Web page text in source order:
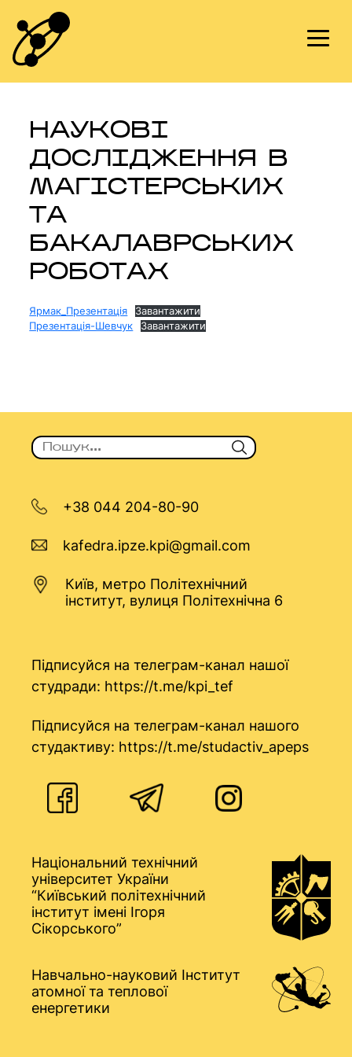
content
НАУКОВІ
ДОСЛІДЖЕННЯ В
МАГІСТЕРСЬКИХ
ТА
БАКАЛАВРСЬКИХ
РОБОТАХ
Ярмак_Презентація
Завантажити
Презентація-Шевчук
Завантажити
+38 044 204-80-90
kafedra.ipze.kpi@gmail.com
Київ, метро Політехнічний
інститут, вулиця Політехнічна 6
Підписуйся на телеграм-канал нашої
студради: https://t.me/kpi_tef
Підписуйся на телеграм-канал нашого
студактиву: https://t.me/studactiv_apeps
Національний технічний
університет України
“Київський політехнічний
інститут імені Ігоря
Сікорського”
Навчально-науковий Інститут
атомної та теплової
енергетики